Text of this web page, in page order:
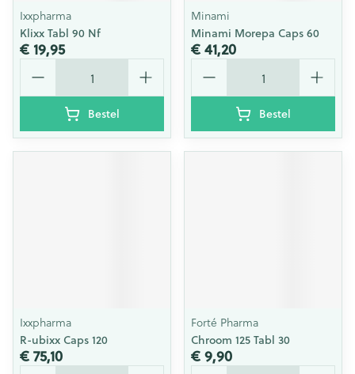
Ixxpharma
Klixx Tabl 90 Nf
€ 19,95
Aantal
Bestel
Minami
Minami Morepa Caps 60
€ 41,20
Aantal
Bestel
Ixxpharma
R-ubixx Caps 120
€ 75,10
Forté Pharma
Chroom 125 Tabl 30
€ 9,90